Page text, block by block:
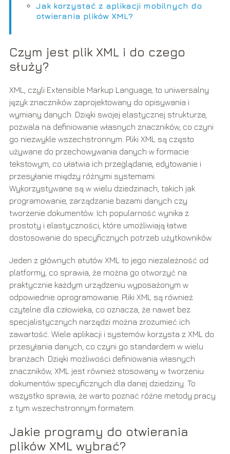
Jak korzystać z aplikacji mobilnych do
otwierania plików XML?
Czym jest plik XML i do czego
służy?
XML, czyli Extensible Markup Language, to uniwersalny
język znaczników zaprojektowany do opisywania i
wymiany danych. Dzięki swojej elastycznej strukturze,
pozwala na definiowanie własnych znaczników, co czyni
go niezwykle wszechstronnym. Pliki XML są często
używane do przechowywania danych w formacie
tekstowym, co ułatwia ich przeglądanie, edytowanie i
przesyłanie między różnymi systemami.
Wykorzystywane są w wielu dziedzinach, takich jak
programowanie, zarządzanie bazami danych czy
tworzenie dokumentów. Ich popularność wynika z
prostoty i elastyczności, które umożliwiają łatwe
dostosowanie do specyficznych potrzeb użytkowników.
Jeden z głównych atutów XML to jego niezależność od
platformy, co sprawia, że można go otworzyć na
praktycznie każdym urządzeniu wyposażonym w
odpowiednie oprogramowanie. Pliki XML są również
czytelne dla człowieka, co oznacza, że nawet bez
specjalistycznych narzędzi można zrozumieć ich
zawartość. Wiele aplikacji i systemów korzysta z XML do
przesyłania danych, co czyni go standardem w wielu
branżach. Dzięki możliwości definiowania własnych
znaczników, XML jest również stosowany w tworzeniu
dokumentów specyficznych dla danej dziedziny. To
wszystko sprawia, że warto poznać różne metody pracy
z tym wszechstronnym formatem.
Jakie programy do otwierania
plików XML wybrać?